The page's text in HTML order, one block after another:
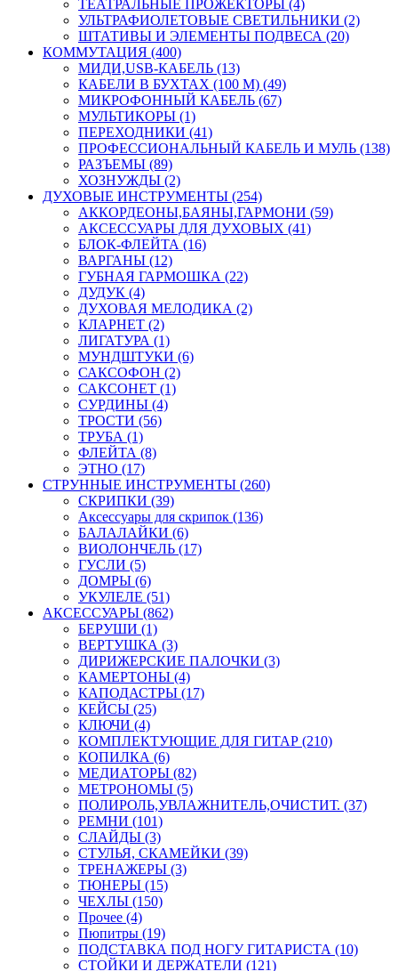
ТЕАТРАЛЬНЫЕ ПРОЖЕКТОРЫ (4)
УЛЬТРАФИОЛЕТОВЫЕ СВЕТИЛЬНИКИ (2)
ШТАТИВЫ И ЭЛЕМЕНТЫ ПОДВЕСА (20)
КОММУТАЦИЯ (400)
МИДИ,USB-КАБЕЛЬ (13)
КАБЕЛИ В БУХТАХ (100 М) (49)
МИКРОФОННЫЙ КАБЕЛЬ (67)
МУЛЬТИКОРЫ (1)
ПЕРЕХОДНИКИ (41)
ПРОФЕССИОНАЛЬНЫЙ КАБЕЛЬ И МУЛЬ (138)
РАЗЪЕМЫ (89)
ХОЗНУЖДЫ (2)
ДУХОВЫЕ ИНСТРУМЕНТЫ (254)
АККОРДЕОНЫ,БАЯНЫ,ГАРМОНИ (59)
АКСЕССУАРЫ ДЛЯ ДУХОВЫХ (41)
БЛОК-ФЛЕЙТА (16)
ВАРГАНЫ (12)
ГУБНАЯ ГАРМОШКА (22)
ДУДУК (4)
ДУХОВАЯ МЕЛОДИКА (2)
КЛАРНЕТ (2)
ЛИГАТУРА (1)
МУНДШТУКИ (6)
САКСОФОН (2)
САКСОНЕТ (1)
СУРДИНЫ (4)
ТРОСТИ (56)
ТРУБА (1)
ФЛЕЙТА (8)
ЭТНО (17)
СТРУННЫЕ ИНСТРУМЕНТЫ (260)
СКРИПКИ (39)
Аксессуары для скрипок (136)
БАЛАЛАЙКИ (6)
ВИОЛОНЧЕЛЬ (17)
ГУСЛИ (5)
ДОМРЫ (6)
УКУЛЕЛЕ (51)
АКСЕССУАРЫ (862)
БЕРУШИ (1)
ВЕРТУШКА (3)
ДИРИЖЕРСКИЕ ПАЛОЧКИ (3)
КАМЕРТОНЫ (4)
КАПОДАСТРЫ (17)
КЕЙСЫ (25)
КЛЮЧИ (4)
КОМПЛЕКТУЮЩИЕ ДЛЯ ГИТАР (210)
КОПИЛКА (6)
МЕДИАТОРЫ (82)
МЕТРОНОМЫ (5)
ПОЛИРОЛЬ,УВЛАЖНИТЕЛЬ,ОЧИСТИТ. (37)
РЕМНИ (101)
СЛАЙДЫ (3)
СТУЛЬЯ, СКАМЕЙКИ (39)
ТРЕНАЖЕРЫ (3)
ТЮНЕРЫ (15)
ЧЕХЛЫ (150)
Прочее (4)
Пюпитры (19)
ПОДСТАВКА ПОД НОГУ ГИТАРИСТА (10)
СТОЙКИ И ДЕРЖАТЕЛИ (121)